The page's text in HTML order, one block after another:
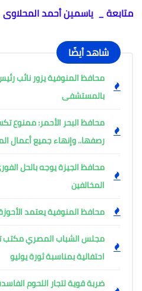
متابعة _ ياسمين أحمد المحلاوى
شاهد أيضًا
محافظ المنوفية يزور نائب
بالمستشفى
محافظ البحر الأحمر: ممنوع
رصفها.. وإنهاء جميع أعمال
محافظ الجيزة يوجه بالحل
المخالفين
محافظ المنوفية يعتمد
مجلس الشباب المصري مكتب
احتفالية بمناسبة ثورة يوليو